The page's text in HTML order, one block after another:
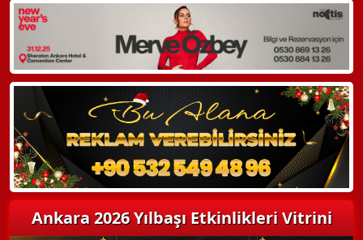
WhatsApp ile Bilgi Alın
Hemen Arayın
Detaylı Bilgi Alın
Ankara 2026 Yılbaşı Etkinlikleri Vitrini